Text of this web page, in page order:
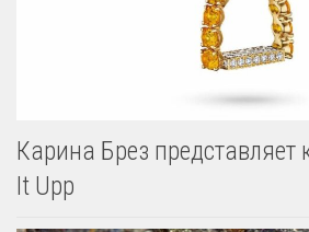
Карина Брез
It Upp